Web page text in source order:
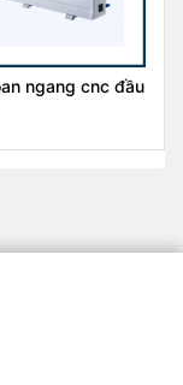
ngang cnc đầu